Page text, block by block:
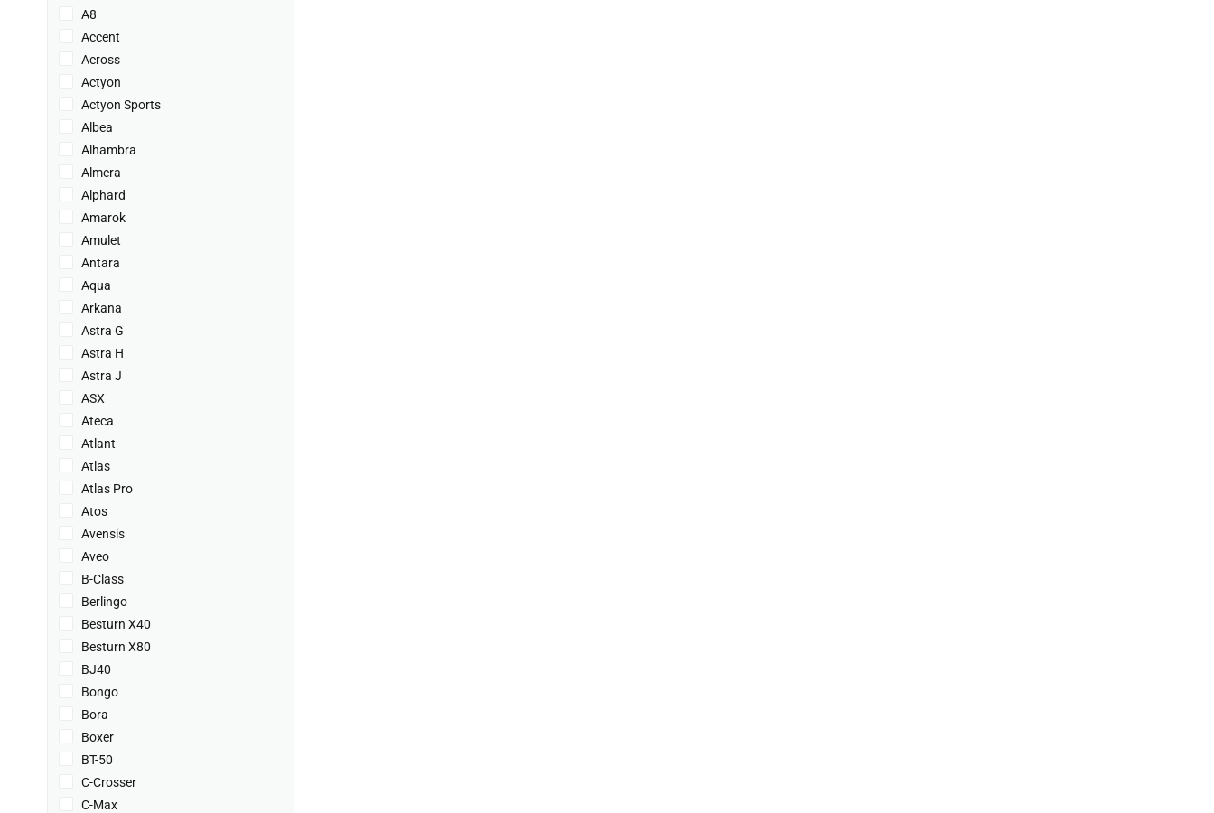
A8
Accent
Across
Actyon
Actyon Sports
Albea
Alhambra
Almera
Alphard
Amarok
Amulet
Antara
Aqua
Arkana
Astra G
Astra H
Astra J
ASX
Ateca
Atlant
Atlas
Atlas Pro
Atos
Avensis
Aveo
B-Class
Berlingo
Besturn X40
Besturn X80
BJ40
Bongo
Bora
Boxer
BT-50
C-Crosser
C-Max